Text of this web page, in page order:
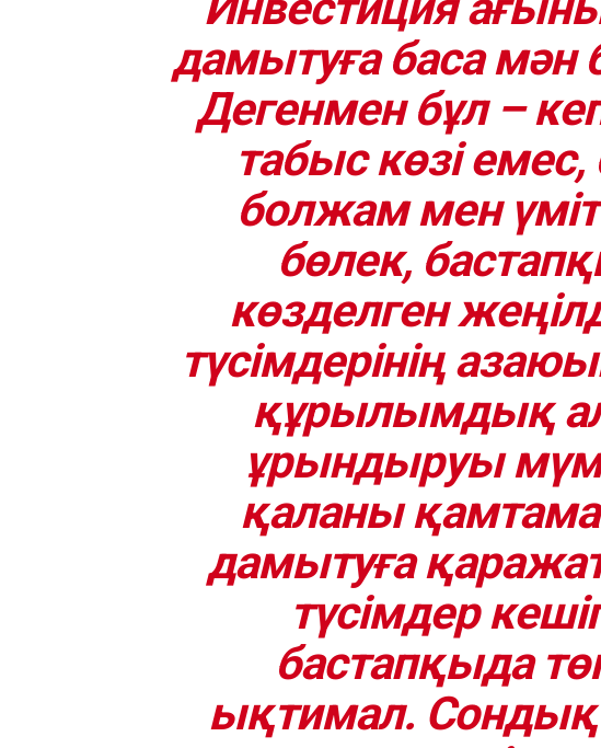
дамытуға баса мән
Дегенмен бұл –
табыс көзі
болжам мен
бөлек,
көзделген
түсімдерінің
құрылымдық
ұрындыруы
қаланы
дамытуға
түсімдер
бастапқыда
ықтимал.